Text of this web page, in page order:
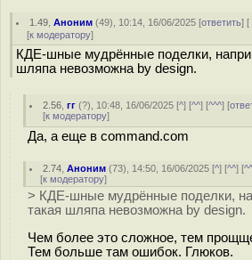
1.49 ,Аноним (49), 10:14, 16/06/2025 [ответить] [
[к модератору]
КДЕ-шные мудрённые поделки,
шляпа невозможна by design.
2.56 ,гг (?), 10:48, 16/06/2025 [^] [^^] [^^^] [
[к модератору]
Да, а еще в command.com
2.74 ,Аноним (73), 14:50, 16/06/2025 [^] [^^] [
[к модератору]
> КДЕ-шные мудрённые поделки,
такая шляпа невозможна by design.
Чем более это сложное, тем
Тем больше там ошибок. Глюков.